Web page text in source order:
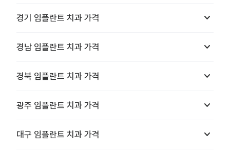
경기 임플란트 치과 가격 keyboard_arrow_down
경남 임플란트 치과 가격 keyboard_arrow_down
경북 임플란트 치과 가격 keyboard_arrow_down
광주 임플란트 치과 가격 keyboard_arrow_down
대구 임플란트 치과 가격 keyboard_arrow_down